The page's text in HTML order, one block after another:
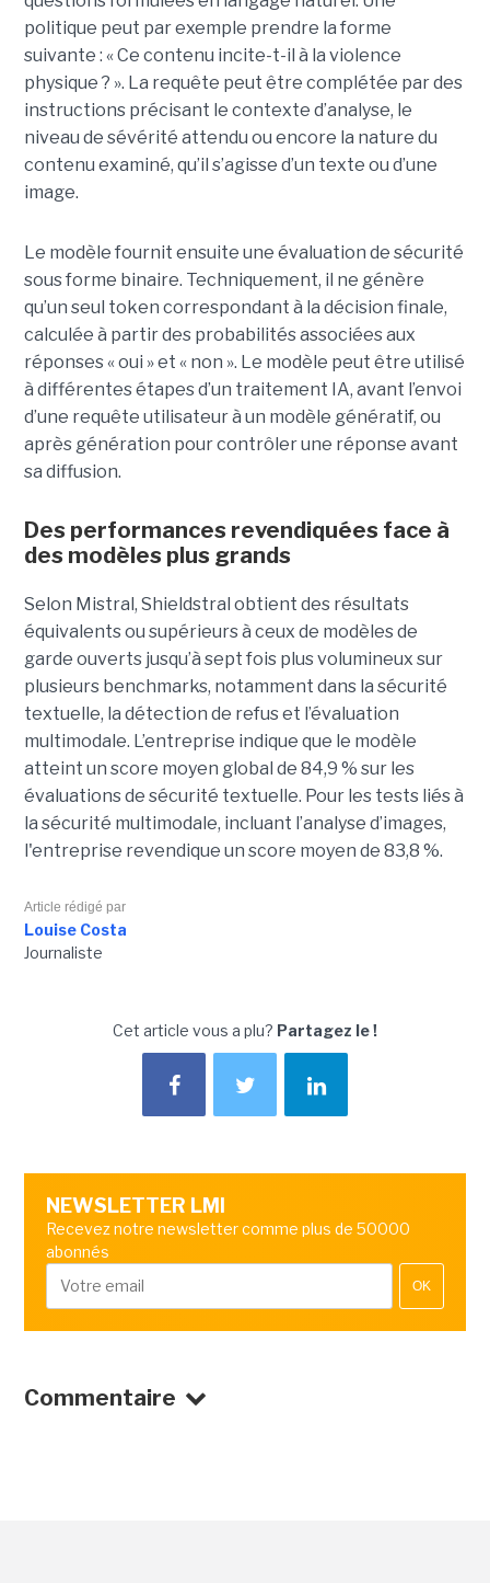
politique peut par exemple prendre la forme
suivante : « Ce contenu incite-t-il à la violence
physique ? ». La requête peut être complétée par des
instructions précisant le contexte d’analyse, le
niveau de sévérité attendu ou encore la nature du
contenu examiné, qu’il s’agisse d’un texte ou d’une
image.
Le modèle fournit ensuite une évaluation de sécurité
sous forme binaire. Techniquement, il ne génère
qu’un seul token correspondant à la décision finale,
calculée à partir des probabilités associées aux
réponses « oui » et « non ». Le modèle peut être utilisé
à différentes étapes d’un traitement IA, avant l’envoi
d’une requête utilisateur à un modèle génératif, ou
après génération pour contrôler une réponse avant
sa diffusion.
Des performances revendiquées face à
des modèles plus grands
Selon Mistral, Shieldstral obtient des résultats
équivalents ou supérieurs à ceux de modèles de
garde ouverts jusqu’à sept fois plus volumineux sur
plusieurs benchmarks, notamment dans la sécurité
textuelle, la détection de refus et l’évaluation
multimodale. L’entreprise indique que le modèle
atteint un score moyen global de 84,9 % sur les
évaluations de sécurité textuelle. Pour les tests liés à
la sécurité multimodale, incluant l’analyse d’images,
l'entreprise revendique un score moyen de 83,8 %.
Article rédigé par
Louise Costa
Journaliste
Cet article vous a plu? Partagez le !
NEWSLETTER LMI
Recevez notre newsletter comme plus de 50000
abonnés
OK
Commentaire